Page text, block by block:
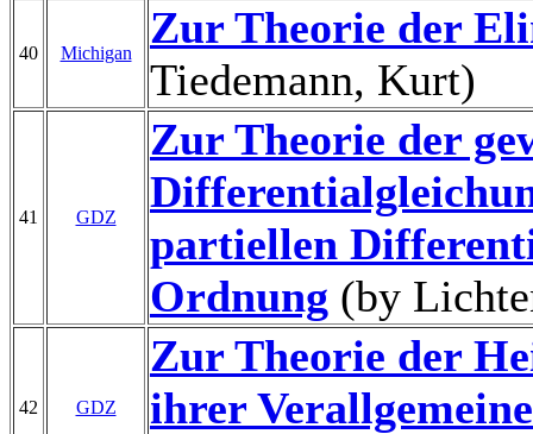
40 Michigan
Zur Theorie der
Tiedemann, Kurt)
41 GDZ
Zur Theorie der
partiellen
Ordnung (by
42 GDZ
Zur Theorie der
ihrer